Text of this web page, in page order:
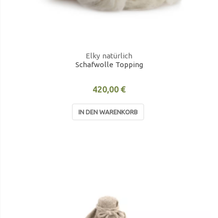
Elky natürlich
Schafwolle Topping
420,00 €
IN DEN WARENKORB